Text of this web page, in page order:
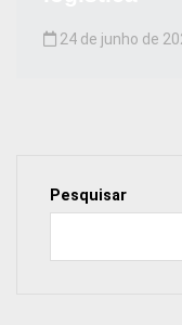
24 de junho de
Pesquisar